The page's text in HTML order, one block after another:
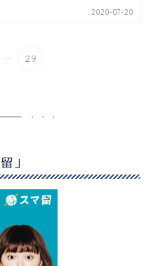
2020-07-20
... 29
」